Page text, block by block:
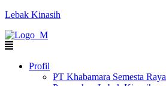
Lebak Kinasih
Profil
PT Khabamara Semesta Raya